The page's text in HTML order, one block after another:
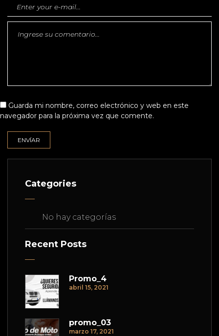
Guarda mi nombre, correo electrónico y web en este
navegador para la próxima vez que comente.
Categories
No hay categorías
Recent Posts
Promo_4
abril 15, 2021
promo_03
marzo 17, 2021